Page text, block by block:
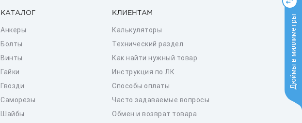
Дюймы в миллиметры
КАТАЛОГ
Анкеры
Болты
Винты
Гайки
Гвозди
Саморезы
Шайбы
КЛИЕНТАМ
Калькуляторы
Технический раздел
Как найти нужный товар
Инструкция по ЛК
Способы оплаты
Часто задаваемые вопросы
Обмен и возврат товара